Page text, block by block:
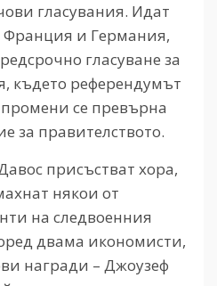
гласувания. Идат
Франция и Германия,
гласуване за
където референдумът
се превърна
за правителството.
присъстват хора,
някои от
на следвоенния
двама икономисти,
награди – Джоузеф